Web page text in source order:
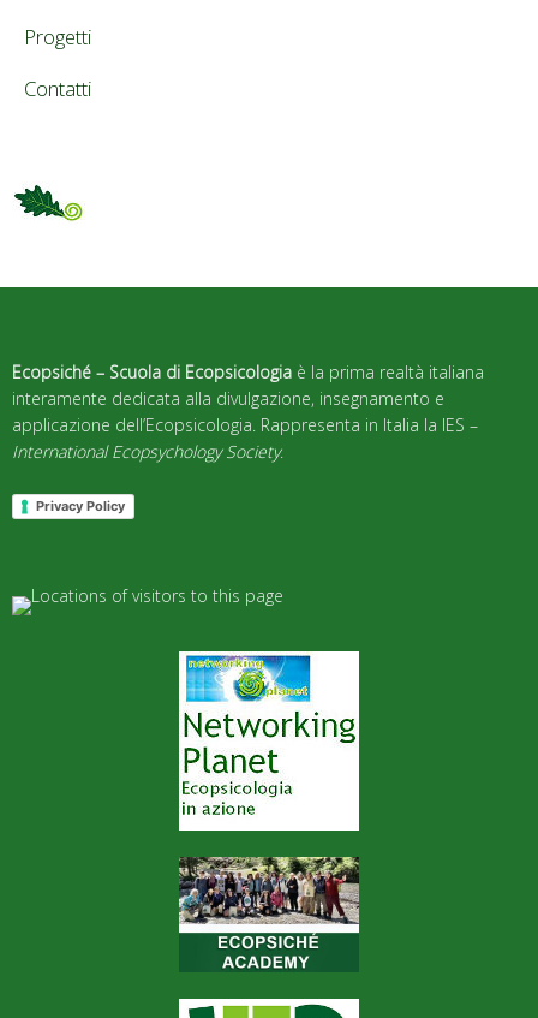
Progetti
Contatti
Ecopsiché – Scuola di Ecopsicologia è la prima realtà italiana
interamente dedicata alla divulgazione, insegnamento e
applicazione dell’Ecopsicologia. Rappresenta in Italia la IES –
International Ecopsychology Society.
Privacy Policy